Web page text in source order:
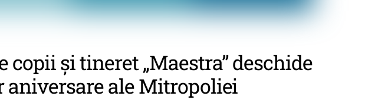
și tineret „Maestra” deschide
ale Mitropoliei